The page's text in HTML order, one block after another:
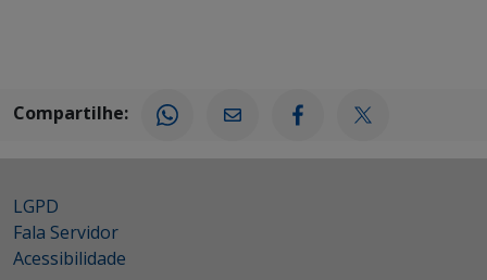
Compartilhe:
LGPD
Fala Servidor
Acessibilidade